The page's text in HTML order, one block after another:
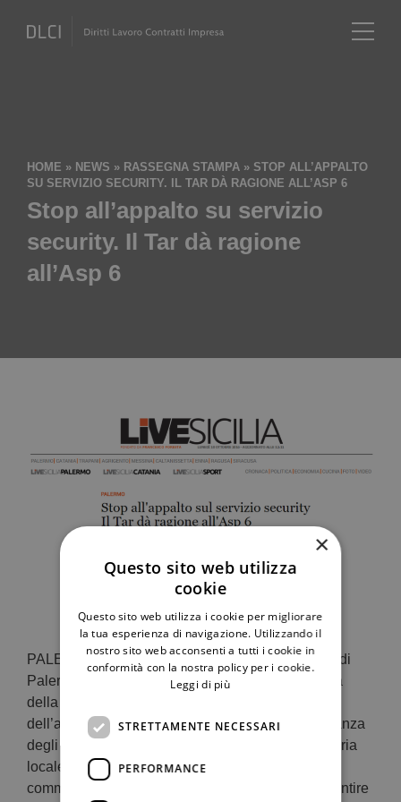
HOME » NEWS » RASSEGNA STAMPA » STOP ALL’APPALTO
SU SERVIZIO SECURITY. IL TAR DÀ RAGIONE ALL’ASP 6
Stop all’appalto su servizio
security. Il Tar dà ragione
all’Asp 6
PALERMO – I giudici della prima sezione del Tar di
Palermo hanno respinto la richiesta di sospensiva
della Ksm che contestava l’aggiudicazione
dell’appalto per il servizio di sicurezza e sorveglianza
degli ospedali e delle strutture dell’azienda sanitaria
locale 6. Era una delle gare revocate dal nuovo
commissario dell’Asp 6 Antonio Candela per garantire
×
Questo sito web utilizza
cookie
Questo sito web utilizza i cookie per migliorare
la tua esperienza di navigazione. Utilizzando il
nostro sito web acconsenti a tutti i cookie in
conformità con la nostra policy per i cookie.
Leggi di più
STRETTAMENTE NECESSARI
PERFORMANCE